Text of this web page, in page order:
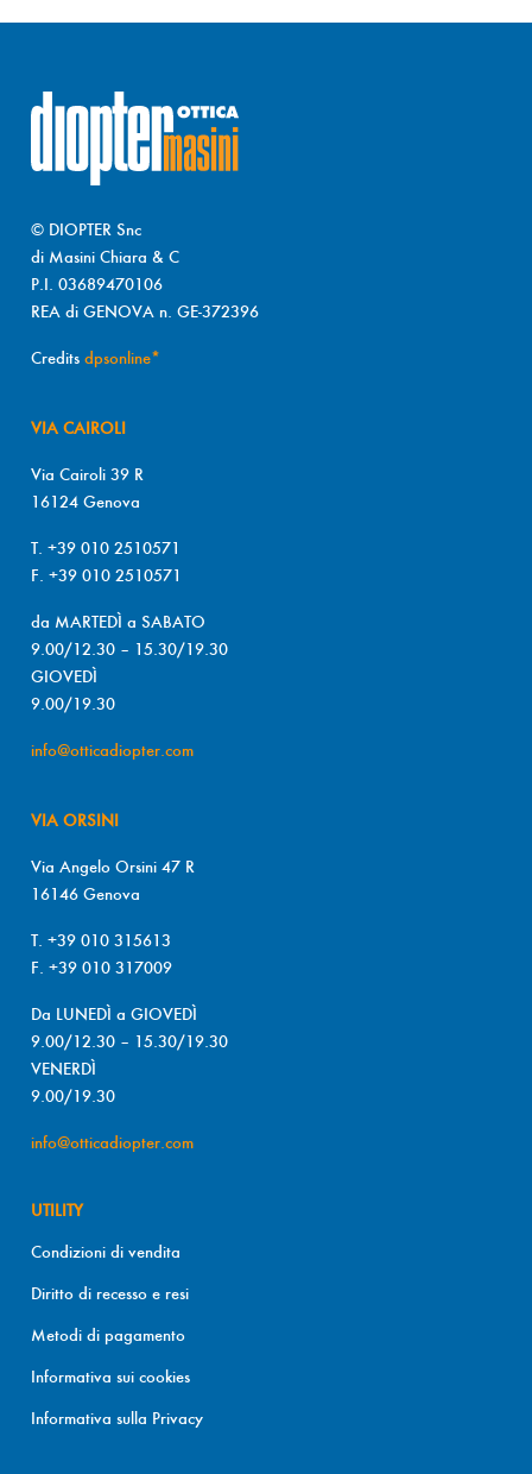
© DIOPTER Snc
di Masini Chiara & C
P.I. 03689470106
REA di GENOVA n. GE-372396
Credits dpsonline*
VIA CAIROLI
Via Cairoli 39 R
16124 Genova
T. +39 010 2510571
F. +39 010 2510571
da MARTEDÌ a SABATO
9.00/12.30 – 15.30/19.30
GIOVEDÌ
9.00/19.30
info@otticadiopter.com
VIA ORSINI
Via Angelo Orsini 47 R
16146 Genova
T. +39 010 315613
F. +39 010 317009
Da LUNEDÌ a GIOVEDÌ
9.00/12.30 – 15.30/19.30
VENERDÌ
9.00/19.30
info@otticadiopter.com
UTILITY
Condizioni di vendita
Diritto di recesso e resi
Metodi di pagamento
Informativa sui cookies
Informativa sulla Privacy